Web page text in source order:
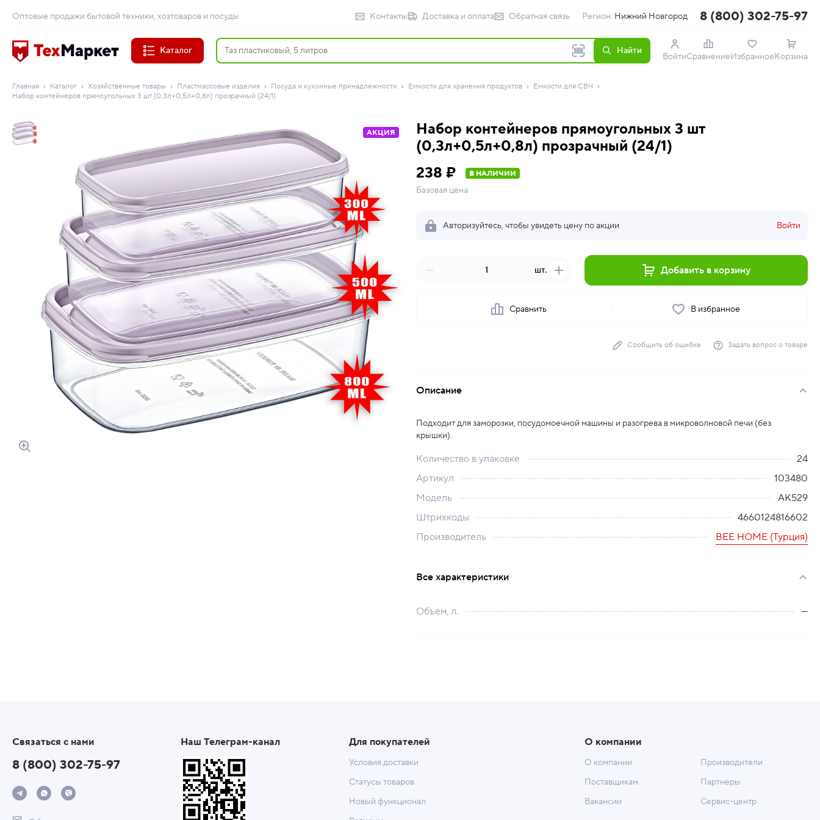
Оптовые продажи бытовой техники, хозтоваров и посуды Контакты Доставка и оплата Обратная связь Регион: Нижний Новгород 8 (800) 302-75-97
Каталог Найти
ВойтиСравнениеИзбранноеКорзина
Главная Каталог Хозяйственные товары Пластмассовые изделия Посуда и кухонные принадлежности Емкости для хранения продуктов
Емкости для СВЧ
Набор контейнеров прямоугольных 3 шт (0,3л+0,5л+0,8л) прозрачный (24/1)
АКЦИЯ
Набор контейнеров прямоугольных 3 шт
(0,3л+0,5л+0,8л) прозрачный (24/1)
238 ₽
В НАЛИЧИИ
Базовая цена
Авторизуйтесь, чтобы увидеть цену по акции Войти
шт. Добавить в корзину
Сравнить В избранное
Сообщить об ошибке Задать вопрос о товаре
Описание
Подходит для заморозки, посудомоечной машины и разогрева в микроволновой печи (без
крышки).
Количество в упаковке
24
Артикул
103480
Модель
AK529
Штрихкоды
4660124816602
Производитель
BEE HOME (Турция)
Все характеристики
Объем, л. —
Связаться с нами
8 (800) 302-75-97
Наш Телеграм-канал Для покупателей
Условия доставки
Статусы товаров
Новый функционал
О компании
О компании
Поставщикам
Вакансии
Производители
Партнеры
Сервис-центр